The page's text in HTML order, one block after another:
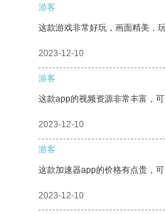
游客
这款游戏非常好玩，画面精美，玩
2023-12-10
游客
这款app的视频资源非常丰富，
2023-12-10
游客
这款加速器app的价格有点贵，
2023-12-10